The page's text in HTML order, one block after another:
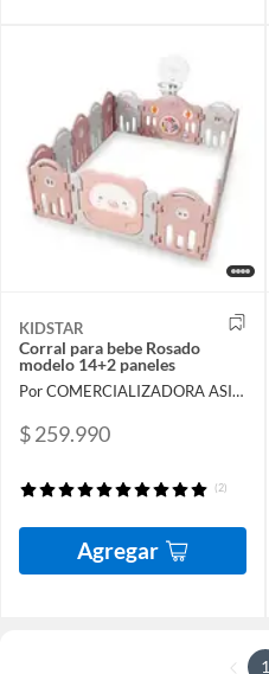
KIDSTAR
Corral para bebe Rosado
modelo 14+2 paneles
Por COMERCIALIZADORA ASIA IMPORT TRADING SPA
$ 259.990
(2)
Agregar
1